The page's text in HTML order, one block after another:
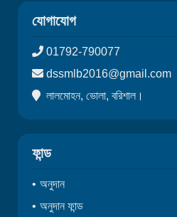
যোগাযোগ
01792-790077
dssmlb2016@gmail.com
লালমোহন, ভোলা, বরিশাল।
ফান্ড
অনুদান
অনুদান ফান্ড